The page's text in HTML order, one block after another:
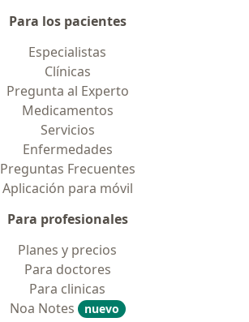
Para los pacientes
Especialistas
Clínicas
Pregunta al Experto
Medicamentos
Servicios
Enfermedades
Preguntas Frecuentes
Aplicación para móvil
Para profesionales
Planes y precios
Para doctores
Para clinicas
Noa Notes
nuevo